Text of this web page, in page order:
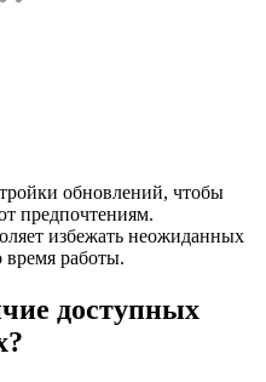
обновлений, чтобы
предпочтениям.
избежать неожиданных
время работы.
доступных